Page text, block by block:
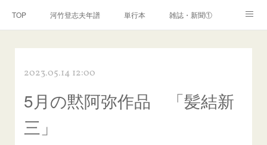
TOP 河竹登志夫年譜 単行本 雑誌・新聞①
河竹繁俊 年譜 河竹黙阿弥 年譜
2023.05.14 12:00
5月の黙阿弥作品 「髪結新
三」